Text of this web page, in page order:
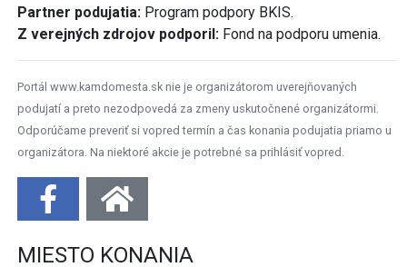
Partner podujatia: Program podpory BKIS.
Z verejných zdrojov podporil: Fond na podporu umenia.
Portál www.kamdomesta.sk nie je organizátorom uverejňovaných
podujatí a preto nezodpovedá za zmeny uskutočnené organizátormi.
Odporúčame preveriť si vopred termín a čas konania podujatia priamo u
organizátora. Na niektoré akcie je potrebné sa prihlásiť vopred.
MIESTO KONANIA